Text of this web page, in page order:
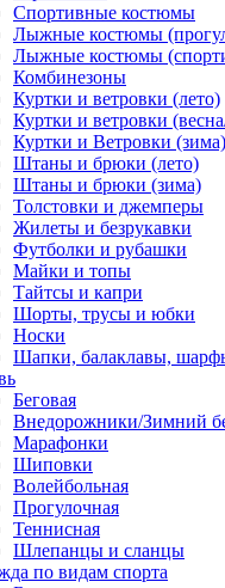
Спортивные костюмы
Лыжные костюмы
Лыжные костюмы
Комбинезоны
Куртки и ветровки (лето)
Куртки и ветровки
Куртки и Ветровки (зима)
Штаны и брюки (лето)
Штаны и брюки (зима)
Толстовки и джемперы
Жилеты и безрукавки
Футболки и рубашки
Майки и топы
Тайтсы и капри
Шорты, трусы и юбки
Носки
Шапки, балаклавы,
Беговая
Внедорожники/Зимний
Марафонки
Шиповки
Волейбольная
Прогулочная
Теннисная
Шлепанцы и сланцы
по видам спорта